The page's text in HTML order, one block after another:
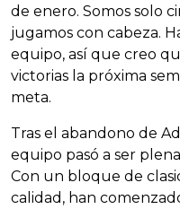
de enero. Somos solo
jugamos con cabeza.
equipo, así que creo
victorias la próxima
meta.
Tras el abandono de
equipo pasó a ser
Con un bloque de
calidad, han